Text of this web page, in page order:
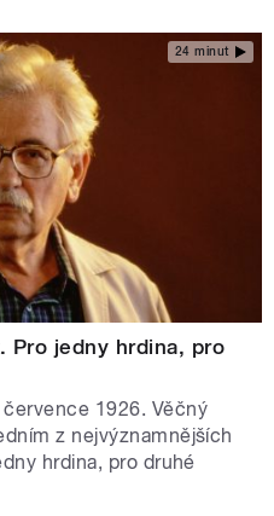
24 minut
Pro jedny hrdina, pro
1926. Věčný
z nejvýznamnějších
hrdina, pro druhé